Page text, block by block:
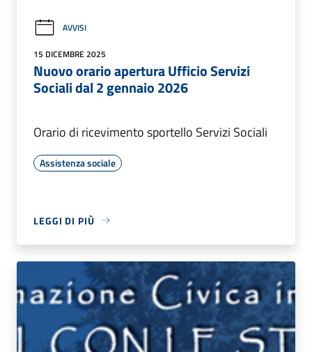
AVVISI
15 DICEMBRE 2025
Nuovo orario apertura Ufficio Servizi
Sociali dal 2 gennaio 2026
Orario di ricevimento sportello Servizi Sociali
Assistenza sociale
LEGGI DI PIÙ